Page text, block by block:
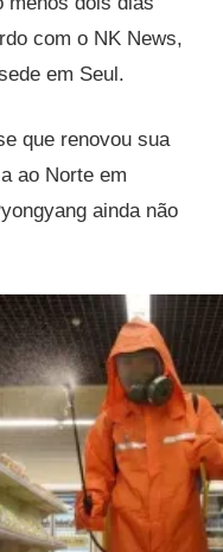
com o NK News,
em Seul.
que renovou sua
ao Norte em
ainda não